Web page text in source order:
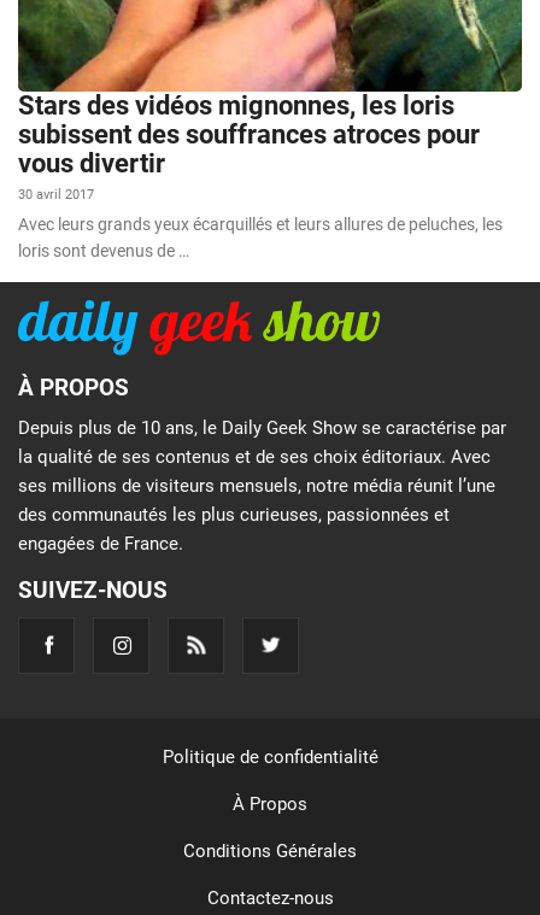
Stars des vidéos mignonnes, les loris
subissent des souffrances atroces pour
vous divertir
30 avril 2017
Avec leurs grands yeux écarquillés et leurs allures de peluches, les
loris sont devenus de …
À PROPOS
Depuis plus de 10 ans, le Daily Geek Show se caractérise par
la qualité de ses contenus et de ses choix éditoriaux. Avec
ses millions de visiteurs mensuels, notre média réunit l’une
des communautés les plus curieuses, passionnées et
engagées de France.
SUIVEZ-NOUS
Politique de confidentialité
À Propos
Conditions Générales
Contactez-nous